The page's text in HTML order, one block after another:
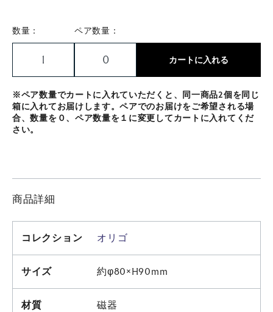
数量： ペア数量：
カートに入れる
※ペア数量でカートに入れていただくと、同一商品2個を同じ
箱に入れてお届けします。ペアでのお届けをご希望される場
合、数量を０、ペア数量を１に変更してカートに入れてくだ
さい。
商品詳細
コレクション オリゴ
サイズ 約φ80×H90mm
材質 磁器